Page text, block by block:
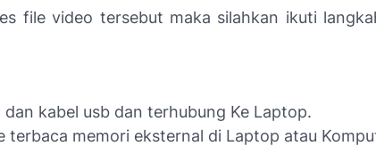
file video tersebut maka silahkan ikuti
dan kabel usb dan terhubung Ke Laptop.
terbaca memori eksternal di Laptop atau